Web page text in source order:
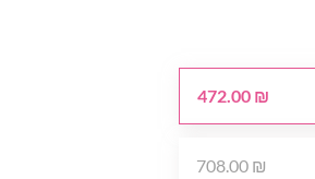
472.00 ₪
708.00 ₪